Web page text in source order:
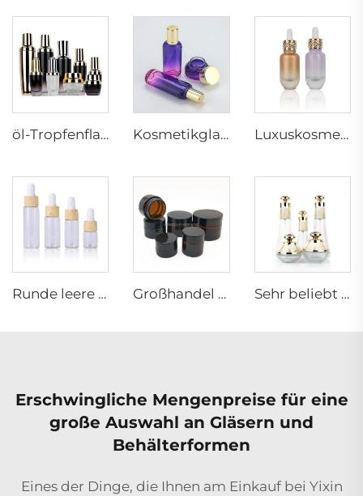
öl-Tropfenflasche mit goldenem Tropfer, matt-schwarze Kosmetikflasche Verpackung Hautpflegeverpackung komplettes Set Luxus Kosmetikglasflaschen Set Toner- Lotion- Serumflasche Cremekännchen Hautpflegekosmetikflaschen Verpackungsbehälter Luxuskosmetikverpackung 1oz 30ml Glasserum Öltröpfchenflasche
Runde leere Kindersicher-Tropfflasche aus Glas, Serumflasche Lieferant CBD Hautpflege-Glasflasche mit Bambus-Holzoptik Tropfer Großhandel Ambra leere runde Cremeglasdose mit Schraubdeckel 10g 15g 20g 30g 50g Sehr beliebt 120ml 40ml 50g 30g Kosmetik-Verpackungsset luxuriöse leere Hautpflege-Glasflaschen mit Frosteffekt und Dose
Erschwingliche Mengenpreise für eine
große Auswahl an Gläsern und
Behälterformen
Eines der Dinge, die Ihnen am Einkauf bei Yixin